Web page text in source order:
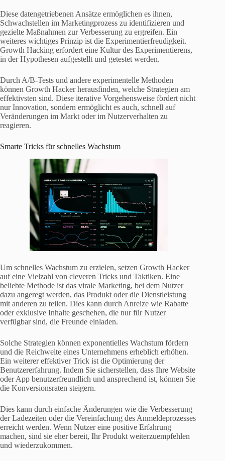
Diese datengetriebenen Ansätze ermöglichen es ihnen,
Schwachstellen im Marketingprozess zu identifizieren und
gezielte Maßnahmen zur Verbesserung zu ergreifen. Ein
weiteres wichtiges Prinzip ist die Experimentierfreudigkeit.
Growth Hacking erfordert eine Kultur des Experimentierens,
in der Hypothesen aufgestellt und getestet werden.
Durch A/B-Tests und andere experimentelle Methoden
können Growth Hacker herausfinden, welche Strategien am
effektivsten sind. Diese iterative Vorgehensweise fördert nicht
nur Innovation, sondern ermöglicht es auch, schnell auf
Veränderungen im Markt oder im Nutzerverhalten zu
reagieren.
Smarte Tricks für schnelles Wachstum
Um schnelles Wachstum zu erzielen, setzen Growth Hacker
auf eine Vielzahl von cleveren Tricks und Taktiken. Eine
beliebte Methode ist das virale Marketing, bei dem Nutzer
dazu angeregt werden, das Produkt oder die Dienstleistung
mit anderen zu teilen. Dies kann durch Anreize wie Rabatte
oder exklusive Inhalte geschehen, die nur für Nutzer
verfügbar sind, die Freunde einladen.
Solche Strategien können exponentielles Wachstum fördern
und die Reichweite eines Unternehmens erheblich erhöhen.
Ein weiterer effektiver Trick ist die Optimierung der
Benutzererfahrung. Indem Sie sicherstellen, dass Ihre Website
oder App benutzerfreundlich und ansprechend ist, können Sie
die Konversionsraten steigern.
Dies kann durch einfache Änderungen wie die Verbesserung
der Ladezeiten oder die Vereinfachung des Anmeldeprozesses
erreicht werden. Wenn Nutzer eine positive Erfahrung
machen, sind sie eher bereit, Ihr Produkt weiterzuempfehlen
und wiederzukommen.